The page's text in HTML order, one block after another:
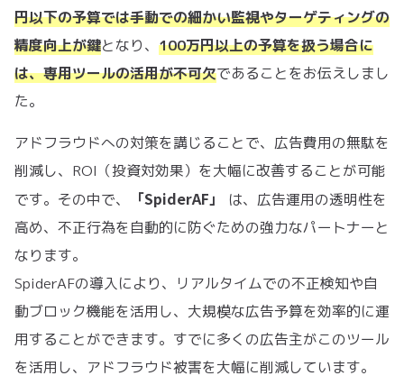
円以下の予算では手動での細かい監視やターゲティングの
精度向上が鍵となり、 100万円以上の予算を扱う場合に
は、専用ツールの活用が不可欠であることをお伝えしまし
た。
アドフラウドへの対策を講じることで、広告費用の無駄を
削減し、ROI（投資対効果）を大幅に改善することが可能
です。その中で、
「SpiderAF」
は、広告運用の透明性を
高め、不正行為を自動的に防ぐための強力なパートナーと
なります。
SpiderAFの導入により、リアルタイムでの不正検知や自
動ブロック機能を活用し、大規模な広告予算を効率的に運
用することができます。すでに多くの広告主がこのツール
を活用し、アドフラウド被害を大幅に削減しています。